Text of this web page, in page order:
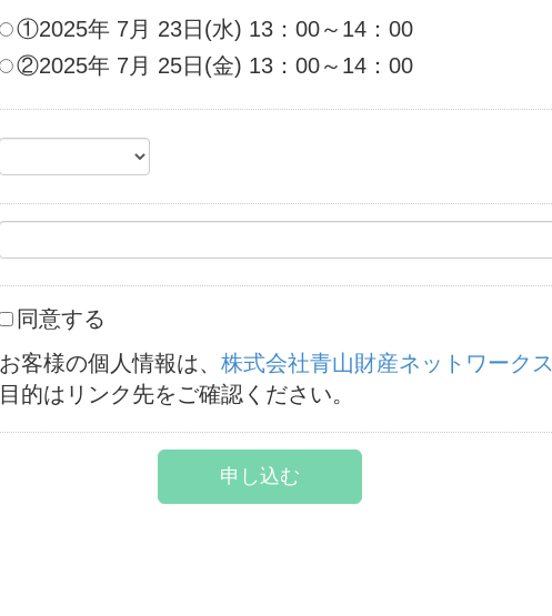
①2025年 7月 23日(水) 13：00～14：00
②2025年 7月 25日(金) 13：00～14：00
同意する
お客様の個人情報は、 株式会社青山財産ネットワークス
目的はリンク先をご確認ください。